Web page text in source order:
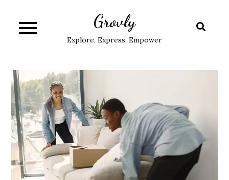
content
Grovly
Explore, Express, Empower